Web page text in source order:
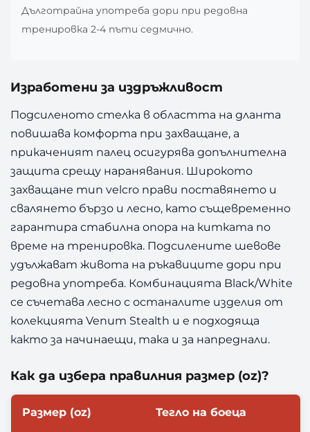
Дълготрайна употреба дори при редовна
тренировка 2-4 пъти седмично.
Изработени за издръжливост
Подсиленото стелка в областта на дланта
повишава комфорта при захващане, а
прикаченият палец осигурява допълнителна
защита срещу наранявания. Широкото
захващане тип velcro прави поставянето и
свалянето бързо и лесно, като същевременно
гарантира стабилна опора на китката по
време на тренировка. Подсилените шевове
удължават живота на ръкавиците дори при
редовна употреба. Комбинацията Black/White
се съчетава лесно с останалите изделия от
колекцията Venum Stealth и е подходяща
както за начинаещи, така и за напреднали.
Как да избера правилния размер (oz)?
Размер (oz) Тегло на боеца